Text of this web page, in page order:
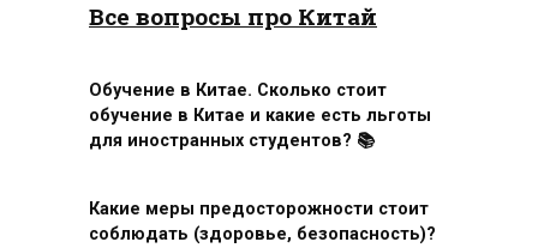
Все вопросы про Китай
Обучение в Китае. Сколько стоит
обучение в Китае и какие есть льготы
для иностранных студентов? 📚
Какие меры предосторожности стоит
соблюдать (здоровье, безопасность)?